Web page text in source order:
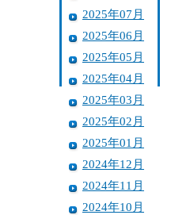
2025年07月
2025年06月
2025年05月
2025年04月
2025年03月
2025年02月
2025年01月
2024年12月
2024年11月
2024年10月